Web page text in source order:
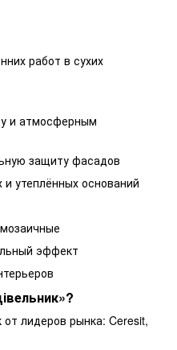
работ в сухих
и атмосферным
защиту фасадов
утеплённых оснований
эффект
лидеров рынка: Ceresit,